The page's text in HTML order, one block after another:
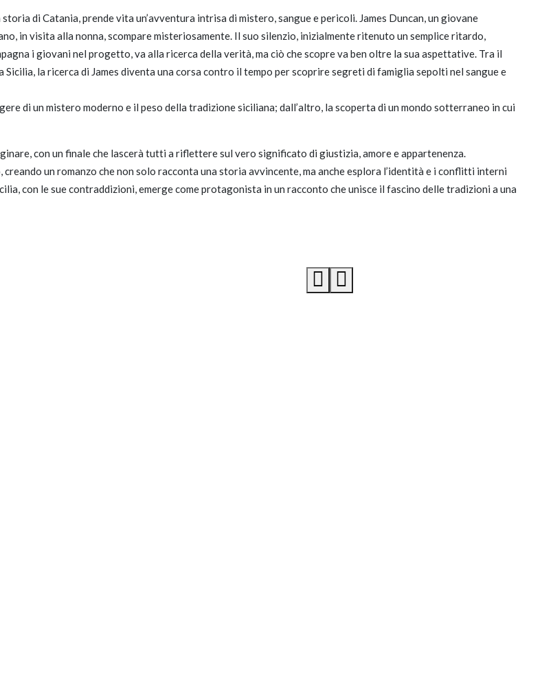
di Catania, prende vita un’avventura intrisa di mistero, sangue e pericoli. James Duncan, un giovane
in visita alla nonna, scompare misteriosamente. Il suo silenzio, inizialmente ritenuto un semplice ritardo,
i giovani nel progetto, va alla ricerca della verità, ma ciò che scopre va ben oltre la sua aspettative. Tra il
la ricerca di James diventa una corsa contro il tempo per scoprire segreti di famiglia sepolti nel sangue e
di un mistero moderno e il peso della tradizione siciliana; dall’altro, la scoperta di un mondo sotterraneo in cui
con un finale che lascerà tutti a riflettere sul vero significato di giustizia, amore e appartenenza.
un romanzo che non solo racconta una storia avvincente, ma anche esplora l’identità e i conflitti interni
con le sue contraddizioni, emerge come protagonista in un racconto che unisce il fascino delle tradizioni a una